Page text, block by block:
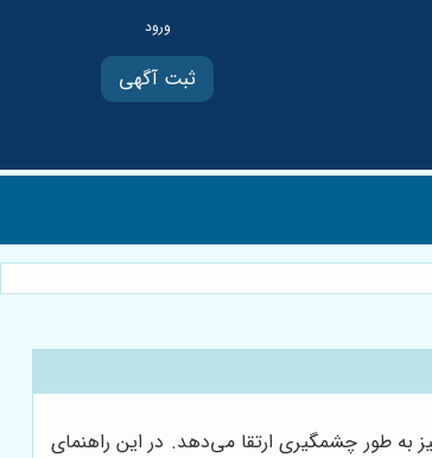
ثبت آگهی
به طور چشمگیری ارتقا می‌دهد. در این راهنمای